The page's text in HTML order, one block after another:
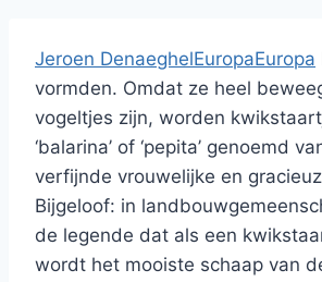
Jeroen DenaeghelEuropaEuropa
vormden. Omdat ze heel
vogeltjes zijn, worden
‘balarina’ of ‘pepita’ genoemd
verfijnde vrouwelijke en
Bijgeloof: in
de legende dat als een
wordt het mooiste schaap van